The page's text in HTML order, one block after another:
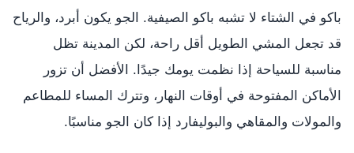
باكو في الشتاء لا تشبه باكو الصيفية. الجو يكون أبرد، والرياح
قد تجعل المشي الطويل أقل راحة، لكن المدينة تظل
مناسبة للسياحة إذا نظمت يومك جيدًا. الأفضل أن تزور
الأماكن المفتوحة في أوقات النهار، وتترك المساء للمطاعم
والمولات والمقاهي والبوليفارد إذا كان الجو مناسبًا.